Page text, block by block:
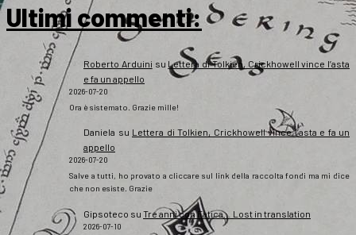
Ultimi commenti:
Roberto Arduini su Lettera di Tolkien, Crickhowell vince l’asta
e fa un appello
2026-07-20
Ora è sistemato. Grazie mille!
Daniela su Lettera di Tolkien, Crickhowell vince l’asta e fa un
appello
2026-07-20
Salve a tutti, ho provato a cliccare sul link della raccolta fondi ma mi dice
che non esiste. Grazie
Gipsoteco su Tre anni con Fatica… Lost in translation
2026-07-10